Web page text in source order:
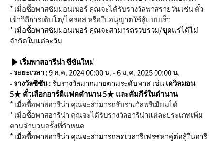
* เมื่อซื้อพาสซัมมอนเนอร์ คุณจะได้รับรางวัลพาสรายวัน เช่น ตั๋ว
เข้าวิถีการเติบโต/ไครอส หรือใบอนุญาตใช้สู้แบบเร็ว
* เมื่อซื้อพาสซัมมอนเนอร์ คุณจะสามารถรวบรวม/ขุดแร่ได้ไม่
จำกัดในแต่ละวัน
▶ เริ่มพาสอารีน่า ซีซันใหม่
- ระยะเวลา :9 ธ.ค. 2024 00:00 น. - 6 ม.ค. 202500:00น.
- รางวัลซีซัน :รับรางวัลมากมายตามระดับพาส เช่นเดวิลมอน
5★ ตั๋วเลือกอาร์ติแฟคตำนาน 5★ และคัมภีร์ในตำนาน
* เมื่อซื้อพาสอารีน่า คุณจะสามารถรับรางวัลพรีเมียมได้
* เมื่อซื้อพาสอารีน่า คุณจะได้รับรางวัลอารีน่าแต่ละประเภทเพิ่ม
ตามจำนวนครั้งที่กำหนด
* เมื่อซื้อพาสอารีน่า คุณจะสามารถลดเวลารีเฟรชหาคู่ต่อสู้ในอารี